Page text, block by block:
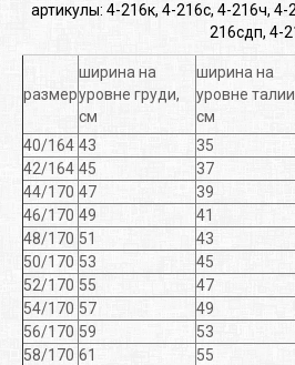
артикулы: 4-216к, 4-216с, 4-216ч,
216сдп, 4-
размер
ширина на
уровне груди,
см
ширина на
уровне
см
40/164 43 35
42/164 45 37
44/170 47 39
46/170 49 41
48/170 51 43
50/170 53 45
52/170 55 47
54/170 57 49
56/170 59 53
58/170 61 55